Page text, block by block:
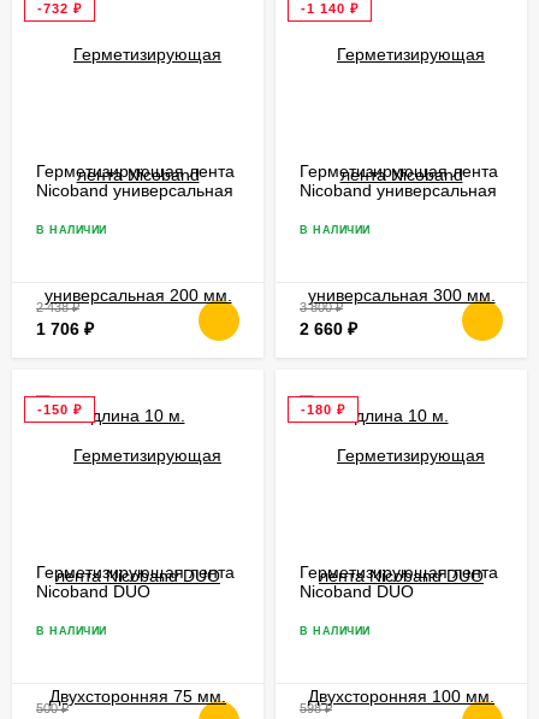
-732 ₽
Герметизирующая лента
Nicoband универсальная
В НАЛИЧИИ
2 438₽
1 706 ₽
-1 140 ₽
Герметизирующая лента
Nicoband универсальная
В НАЛИЧИИ
3 800₽
2 660 ₽
-150 ₽
Герметизирующая лента
Nicoband DUO
длина 3 м.
В НАЛИЧИИ
500₽
-180 ₽
Герметизирующая лента
Nicoband DUO
В НАЛИЧИИ
598₽